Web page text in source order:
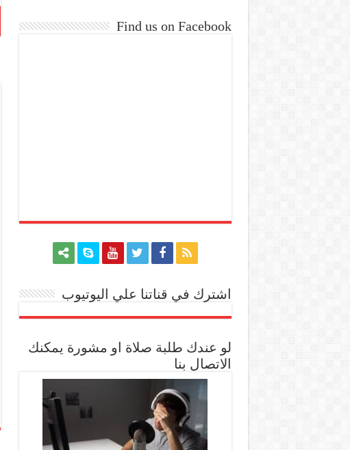
Find us on Facebook
اشترك في قناتنا علي اليوتيوب
لو عندك طلبة صلاة او مشورة يمكنك
الاتصال بنا